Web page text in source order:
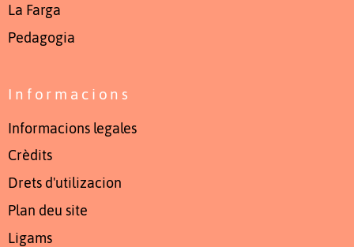
La Farga
Pedagogia
Informacions
Informacions legales
Crèdits
Drets d'utilizacion
Plan deu site
Ligams